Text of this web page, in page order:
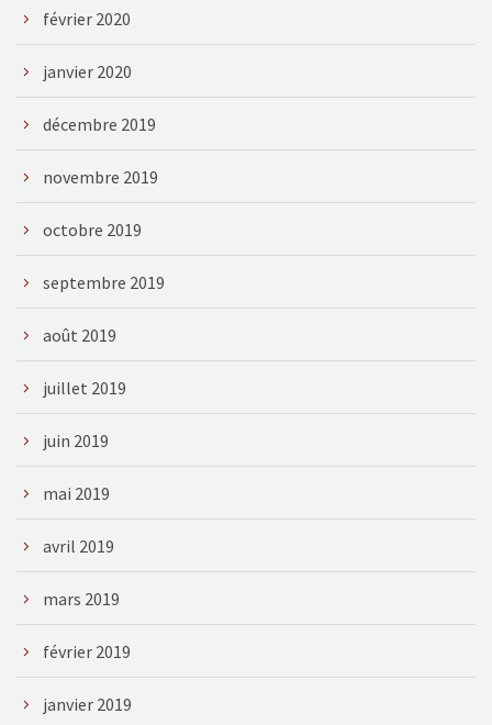
février 2020
janvier 2020
décembre 2019
novembre 2019
octobre 2019
septembre 2019
août 2019
juillet 2019
juin 2019
mai 2019
avril 2019
mars 2019
février 2019
janvier 2019